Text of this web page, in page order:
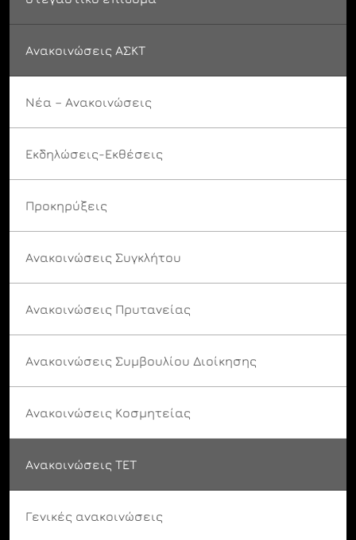
Ανακοινώσεις ΑΣΚΤ
Νέα – Ανακοινώσεις
Εκδηλώσεις-Εκθέσεις
Προκηρύξεις
Ανακοινώσεις Συγκλήτου
Ανακοινώσεις Πρυτανείας
Ανακοινώσεις Συμβουλίου Διοίκησης
Ανακοινώσεις Κοσμητείας
Ανακοινώσεις ΤΕΤ
Γενικές ανακοινώσεις